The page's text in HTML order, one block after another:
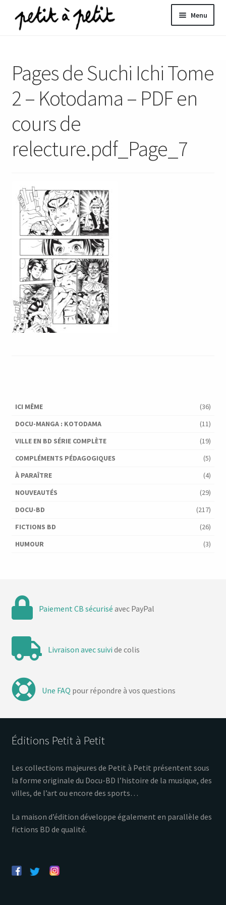
Aller
à
Aller
au
Menu
Pages de Suchi Ichi Tome
2 – Kotodama – PDF en
cours de
relecture.pdf_Page_7
ICI MÊME
(36)
DOCU-MANGA : KOTODAMA
(11)
VILLE EN BD SÉRIE COMPLÈTE
(19)
COMPLÉMENTS PÉDAGOGIQUES
(5)
À PARAÎTRE
(4)
NOUVEAUTÉS
(29)
DOCU-BD
(217)
FICTIONS BD
(26)
HUMOUR
(3)
Paiement CB sécurisé avec PayPal
Livraison avec suivi de colis
Une FAQ pour répondre à vos questions
Éditions Petit à Petit
Les collections majeures de Petit à Petit présentent sous
la forme originale du Docu-BD l’histoire de la musique, des
villes, de l’art ou encore des sports…
La maison d’édition développe également en parallèle des
fictions BD de qualité.